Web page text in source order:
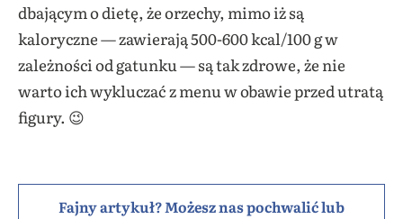
dbającym o dietę, że orzechy, mimo iż są
kaloryczne — zawierają500-600 kcal/100 g w
zależności od gatunku — są tak zdrowe, że nie
warto ich wykluczać z menu w obawie przed utratą
figury. 😉
Fajny artykuł? Możesz nas pochwalić lub